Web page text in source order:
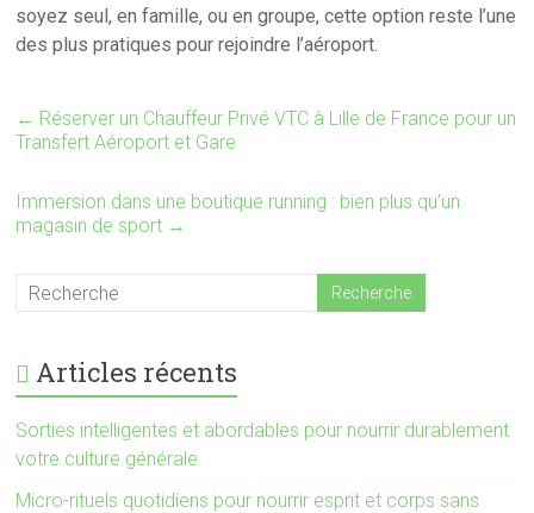
soyez seul, en famille, ou en groupe, cette option reste l’une
des plus pratiques pour rejoindre l’aéroport.
← Réserver un Chauffeur Privé VTC à Lille de France pour un
Transfert Aéroport et Gare
Immersion dans une boutique running : bien plus qu’un
magasin de sport →
Articles récents
Sorties intelligentes et abordables pour nourrir durablement
votre culture générale
Micro-rituels quotidiens pour nourrir esprit et corps sans